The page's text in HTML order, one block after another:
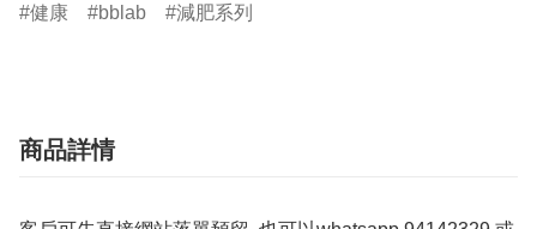
健康 bblab 減肥系列
商品詳情